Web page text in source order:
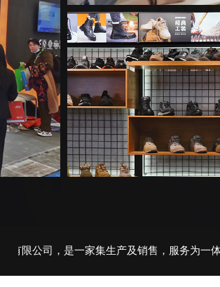
限公司，是一家集生产及销售，服务为一体
首页> 产品展示> 古伊萨爆款系列